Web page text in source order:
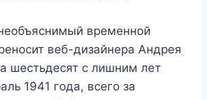
временной
веб-дизайнера Андрея
шестьдесят с лишним лет
1941 года, всего за